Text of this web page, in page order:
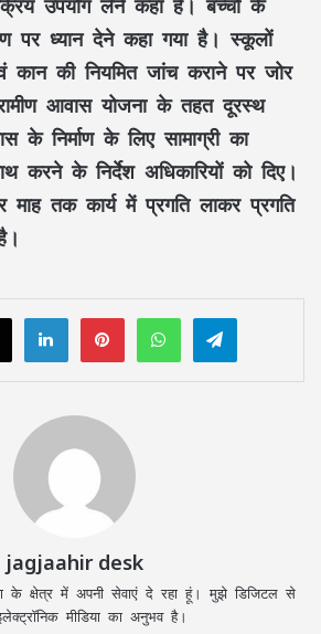
पर ध्यान देने कहा गया है। स्कूलों
की नियमित जांच कराने पर जोर
आवास योजना के तहत दूरस्थ
के निर्माण के लिए सामाग्री का
करने के निर्देश अधिकारियों को दिए।
माह तक कार्य में प्रगति लाकर प्रगति
LinkedInPinterestWhatsAppTelegram
jagjaahir desk
के क्षेत्र में अपनी सेवाएं दे रहा हूं। मुझे डिजिटल से
मीडिया का अनुभव है।